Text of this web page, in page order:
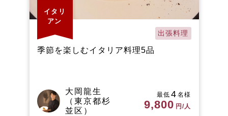
イタリ
アン
出張料理
季節を楽しむイタリア料理5品
大岡龍生
（東京都杉
並区）
最低 4 名様
9,800 円/人